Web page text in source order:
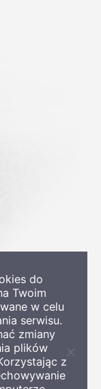
do
Twoim
w celu
serwisu.
zmiany
plików
z